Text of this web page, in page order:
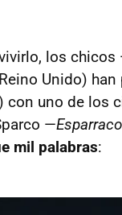
los
Unido)
uno de los
—Esparraco
mil palabras: